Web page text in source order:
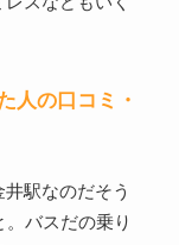
人の口コミ・
駅なのだそう
バスだの乗り